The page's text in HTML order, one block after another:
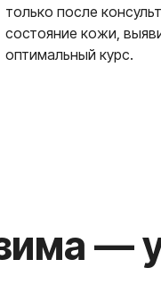
только после
состояние кожи,
оптимальный курс.